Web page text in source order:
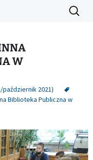
Szukaj:
W
2021)
Biblioteka Publiczna w